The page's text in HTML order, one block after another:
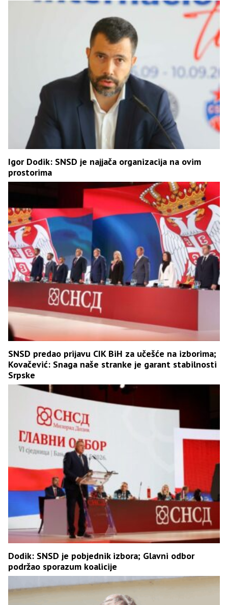
Igor Dodik: SNSD je najjača organizacija na ovim
prostorima
SNSD predao prijavu CIK BiH za učešće na izborima;
Kovačević: Snaga naše stranke je garant stabilnosti
Srpske
Dodik: SNSD je pobjednik izbora; Glavni odbor
podržao sporazum koalicije